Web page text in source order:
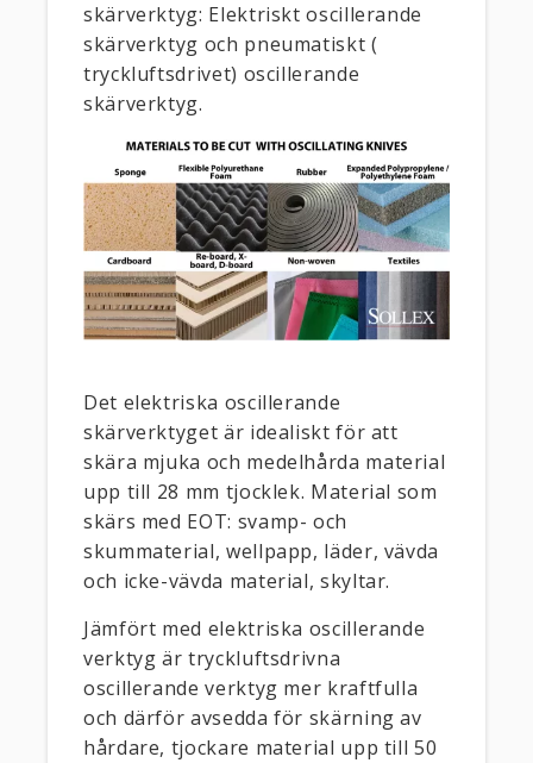
skärverktyg: Elektriskt oscillerande
skärverktyg och pneumatiskt (
tryckluftsdrivet) oscillerande
skärverktyg.
Det elektriska oscillerande
skärverktyget är idealiskt för att
skära mjuka och medelhårda material
upp till 28 mm tjocklek. Material som
skärs med EOT: svamp- och
skummaterial, wellpapp, läder, vävda
och icke-vävda material, skyltar.
Jämfört med elektriska oscillerande
verktyg är tryckluftsdrivna
oscillerande verktyg mer kraftfulla
och därför avsedda för skärning av
hårdare, tjockare material upp till 50